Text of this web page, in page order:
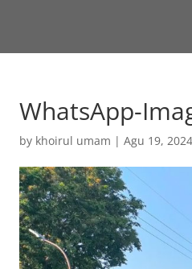
WhatsApp-
by khoirul umam |Agu 19, 2024